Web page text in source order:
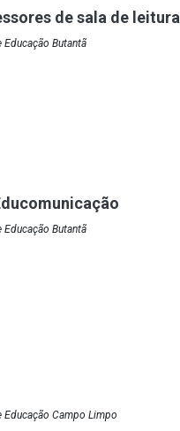
de sala de leitura
Butantã
Butantã
Campo Limpo